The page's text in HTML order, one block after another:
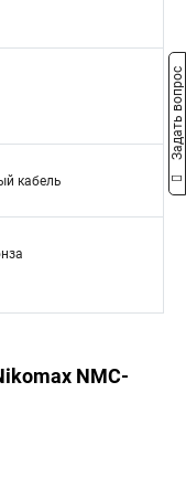
кабель
NMC-
Задать вопрос